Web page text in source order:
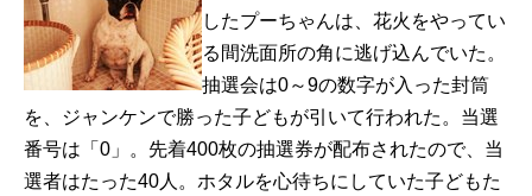
したプーちゃんは、花火をやってい
る間洗面所の角に逃げ込んでいた。
抽選会は0～9の数字が入った封筒
を、ジャンケンで勝った子どもが引いて行われた。当選
番号は「0」。先着400枚の抽選券が配布されたので、当
選者はたった40人。ホタルを心待ちにしていた子どもた